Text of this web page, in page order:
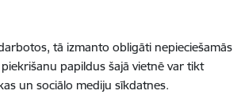
tā izmanto obligāti nepieciešamās
papildus šajā vietnē var tikt
un sociālo mediju sīkdatnes.